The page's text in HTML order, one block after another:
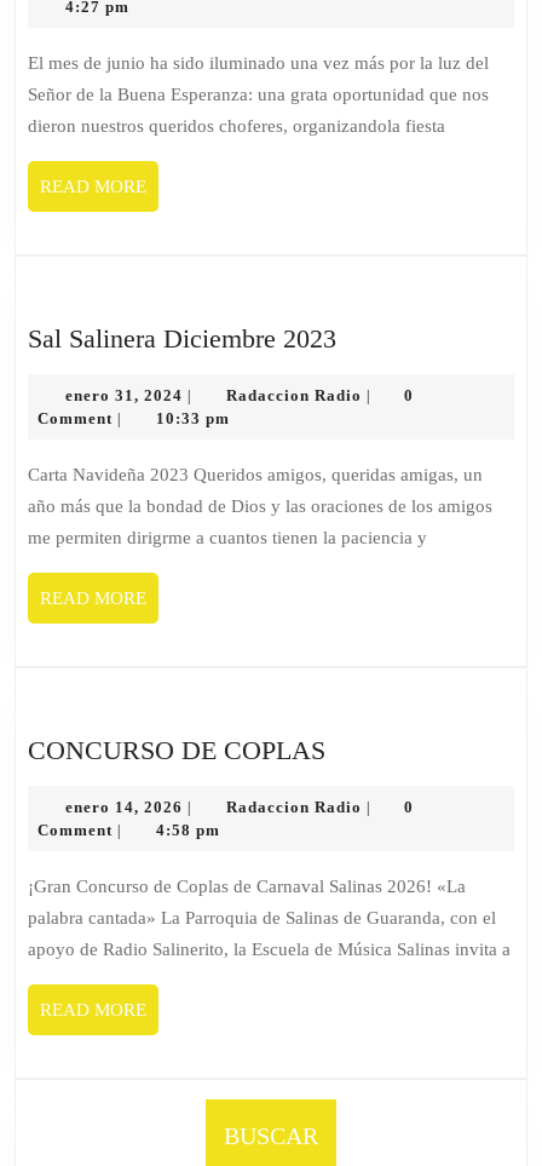
4:27 pm
El mes de junio ha sido iluminado una vez más por la luz del
Señor de la Buena Esperanza: una grata oportunidad que nos
dieron nuestros queridos choferes, organizandola fiesta
READ MORE
Sal Salinera Diciembre 2023
enero 31, 2024 | Radaccion Radio |
0
Comment | 10:33 pm
Carta Navideña 2023 Queridos amigos, queridas amigas, un
año más que la bondad de Dios y las oraciones de los amigos
me permiten dirigrme a cuantos tienen la paciencia y
READ MORE
CONCURSO DE COPLAS
enero 14, 2026 | Radaccion Radio |
0
Comment | 4:58 pm
¡Gran Concurso de Coplas de Carnaval Salinas 2026! «La
palabra cantada» La Parroquia de Salinas de Guaranda, con el
apoyo de Radio Salinerito, la Escuela de Música Salinas invita a
READ MORE
BUSCAR